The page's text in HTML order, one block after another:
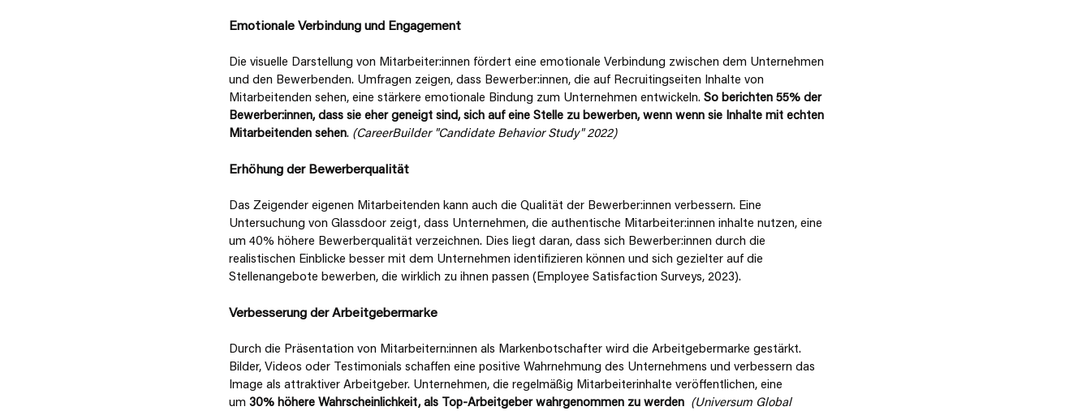
Emotionale Verbindung und Engagement
Die visuelle Darstellung von Mitarbeiter:innen fördert eine emotionale Verbindung zwischen dem Unternehmen
und den Bewerbenden. Umfragen zeigen, dass Bewerber:innen, die auf Recruitingseiten Inhalte von
Mitarbeitenden sehen, eine stärkere emotionale Bindung zum Unternehmen entwickeln. So berichten 55% der
Bewerber:innen, dass sie eher geneigt sind, sich auf eine Stelle zu bewerben, wenn wenn sie Inhalte mit echten
Mitarbeitenden sehen. (CareerBuilder "Candidate Behavior Study" 2022)
Erhöhung der Bewerberqualität
Das Zeigender eigenen Mitarbeitenden kann auch die Qualität der Bewerber:innen verbessern. Eine
Untersuchung von Glassdoor zeigt, dass Unternehmen, die authentische Mitarbeiter:innen inhalte nutzen, eine
um 40% höhere Bewerberqualität verzeichnen. Dies liegt daran, dass sich Bewerber:innen durch die
realistischen Einblicke besser mit dem Unternehmen identifizieren können und sich gezielter auf die
Stellenangebote bewerben, die wirklich zu ihnen passen (Employee Satisfaction Surveys, 2023).
Verbesserung der Arbeitgebermarke
Durch die Präsentation von Mitarbeitern:innen als Markenbotschafter wird die Arbeitgebermarke gestärkt.
Bilder, Videos oder Testimonials schaffen eine positive Wahrnehmung des Unternehmens und verbessern das
Image als attraktiver Arbeitgeber. Unternehmen, die regelmäßig Mitarbeiterinhalte veröffentlichen, eine
um 30% höhere Wahrscheinlichkeit, als Top-Arbeitgeber wahrgenommen zu werden (Universum Global